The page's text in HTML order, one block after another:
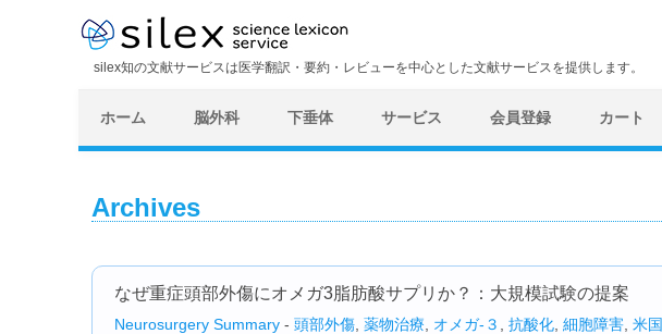
silex知の文献サービスは医学翻訳・要約・レビューを中心とした文献サービスを提供します。
ホーム 脳外科 下垂体 サービス 会員登録 カート
Archives
なぜ重症頭部外傷にオメガ3脂肪酸サプリか？：大規模試験の提案
Neurosurgery Summary - 頭部外傷 薬物治療 オメガ-３ 抗酸化 細胞障害 米国